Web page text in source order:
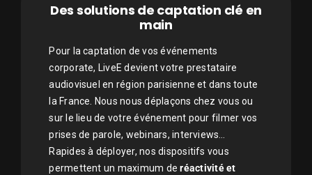
Des solutions de captation clé en
main
Pour la captation de vos événements
corporate, LiveE devient votre prestataire
audiovisuel en région parisienne et dans toute
la France. Nous nous déplaçons chez vous ou
sur le lieu de votre événement pour filmer vos
prises de parole, webinars, interviews…
Rapides à déployer, nos dispositifs vous
permettent un maximum deréactivité et